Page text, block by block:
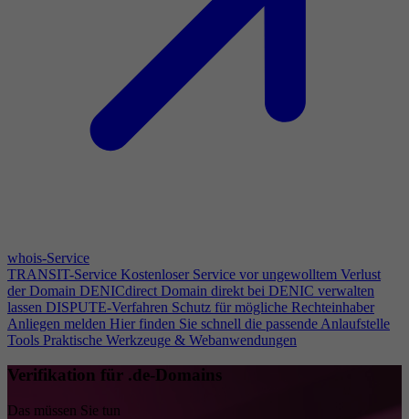
whois-Service
TRANSIT-Service Kostenloser Service vor ungewolltem Verlust
der Domain DENICdirect Domain direkt bei DENIC verwalten
lassen DISPUTE-Verfahren Schutz für mögliche Rechteinhaber
Anliegen melden Hier finden Sie schnell die passende Anlaufstelle
Tools Praktische Werkzeuge & Webanwendungen
Verifikation für .de-Domains
Das müssen Sie tun